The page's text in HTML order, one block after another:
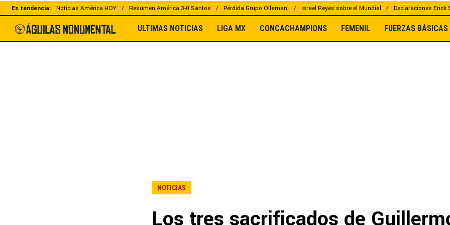
Es tendencia: Noticias América HOY Resumen América 3-0 Santos Pérdida Grupo Ollamani Israel Reyes sobre el Mundial Declaraciones Erick
ULTIMAS NOTICIAS LIGA MX CONCACHAMPIONS FEMENIL FUERZAS BÁSICAS
NOTICIAS
Los tres sacrificados de